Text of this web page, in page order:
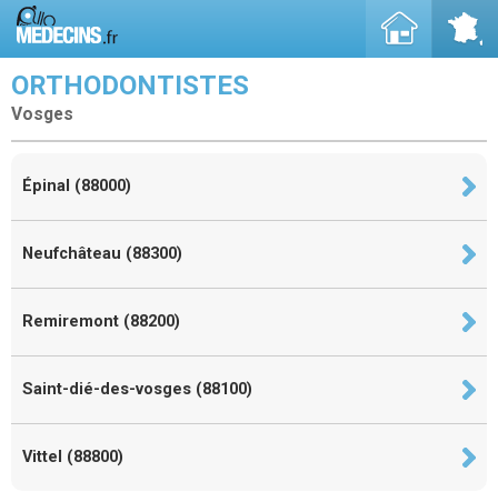
ORTHODONTISTES
Vosges
Épinal (88000)
Neufchâteau (88300)
Remiremont (88200)
Saint-dié-des-vosges (88100)
Vittel (88800)